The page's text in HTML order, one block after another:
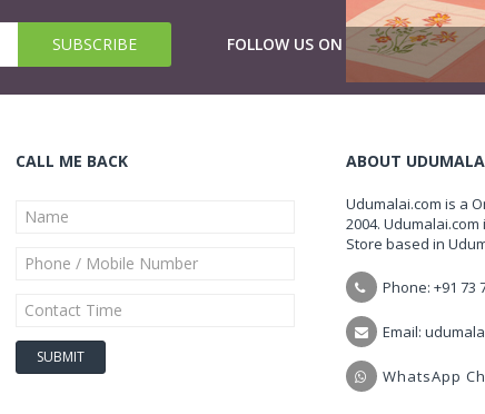
FOLLOW US ON
CALL ME BACK ABOUT
Udumalai.com is a
2004.
Store based in
Phone: +91 73
Email:
WhatsApp